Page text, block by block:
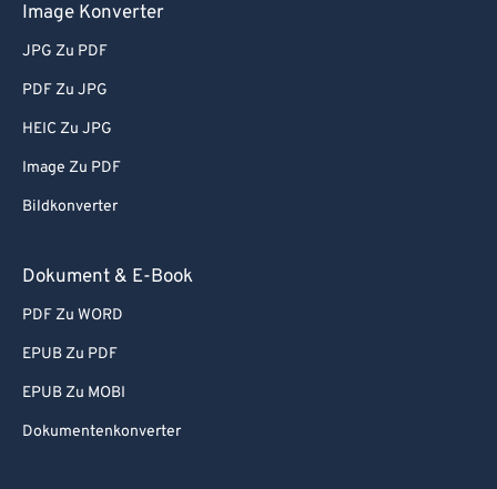
Image Konverter
JPG Zu PDF
PDF Zu JPG
HEIC Zu JPG
Image Zu PDF
Bildkonverter
Dokument & E-Book
PDF Zu WORD
EPUB Zu PDF
EPUB Zu MOBI
Dokumentenkonverter